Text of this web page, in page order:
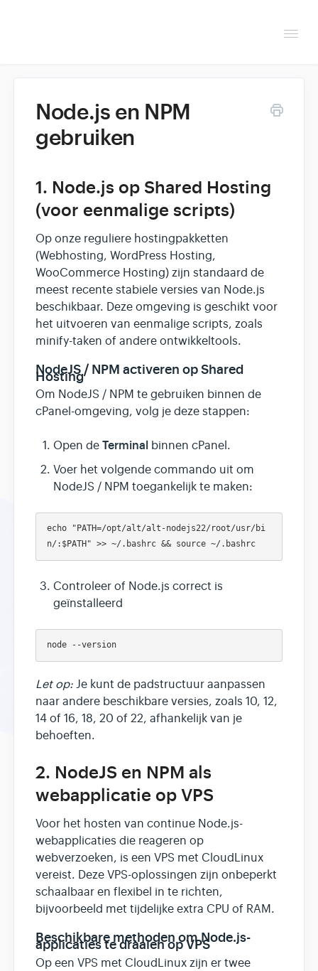
Helpdesk
Reseller & developer
Klantenpaneel →
Hoasted.com →
Node.js en NPM
gebruiken
1. Node.js op Shared Hosting
(voor eenmalige scripts)
Op onze reguliere hostingpakketten
(Webhosting, WordPress Hosting,
WooCommerce Hosting) zijn standaard de
meest recente stabiele versies van Node.js
beschikbaar. Deze omgeving is geschikt voor
het uitvoeren van eenmalige scripts, zoals
minify-taken of andere ontwikkeltools.
NodeJS / NPM activeren op Shared
Hosting
Om NodeJS / NPM te gebruiken binnen de
cPanel-omgeving, volg je deze stappen:
Open de Terminal binnen cPanel.
Voer het volgende commando uit om
NodeJS / NPM toegankelijk te maken:
echo "PATH=/opt/alt/alt-nodejs22/root/usr/bi
Controleer of Node.js correct is
geïnstalleerd
Let op: Je kunt de padstructuur aanpassen
naar andere beschikbare versies, zoals 10, 12,
14 of 16, 18, 20 of 22, afhankelijk van je
behoeften.
2. NodeJS en NPM als
webapplicatie op VPS
Voor het hosten van continue Node.js-
webapplicaties die reageren op
webverzoeken, is een VPS met CloudLinux
vereist. Deze VPS-oplossingen zijn onbeperkt
schaalbaar en flexibel in te richten,
bijvoorbeeld met tijdelijke extra CPU of RAM.
Beschikbare methoden om Node.js-
applicaties te draaien op VPS
Op een VPS met CloudLinux zijn er twee